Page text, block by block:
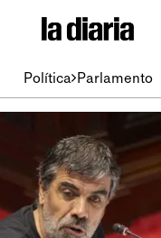
Política Parlamento